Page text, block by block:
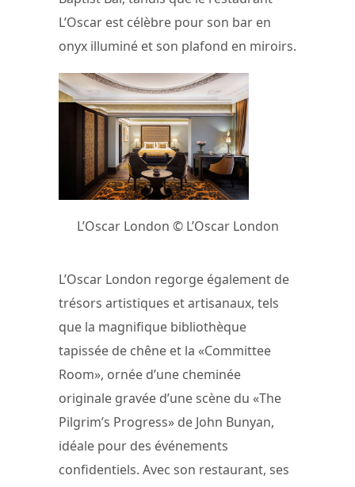
L’Oscar est célèbre pour son bar en
onyx illuminé et son plafond en miroirs.
L’Oscar London © L’Oscar London
L’Oscar London regorge également de
trésors artistiques et artisanaux, tels
que la magnifique bibliothèque
tapissée de chêne et la «Committee
Room», ornée d’une cheminée
originale gravée d’une scène du «The
Pilgrim’s Progress» de John Bunyan,
idéale pour des événements
confidentiels. Avec son restaurant, ses